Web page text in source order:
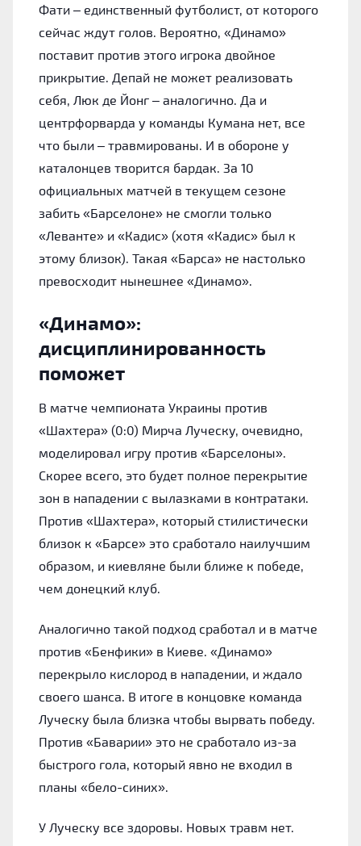
Фати – единственный футболист, от которого
сейчас ждут голов. Вероятно, «Динамо»
поставит против этого игрока двойное
прикрытие. Депай не может реализовать
себя, Люк де Йонг – аналогично. Да и
центрфорварда у команды Кумана нет, все
что были – травмированы. И в обороне у
каталонцев творится бардак. За 10
официальных матчей в текущем сезоне
забить «Барселоне» не смогли только
«Леванте» и «Кадис» (хотя «Кадис» был к
этому близок). Такая «Барса» не настолько
превосходит нынешнее «Динамо».
«Динамо»:
дисциплинированность
поможет
В матче чемпионата Украины против
«Шахтера» (0:0) Мирча Луческу, очевидно,
моделировал игру против «Барселоны».
Скорее всего, это будет полное перекрытие
зон в нападении с вылазками в контратаки.
Против «Шахтера», который стилистически
близок к «Барсе» это сработало наилучшим
образом, и киевляне были ближе к победе,
чем донецкий клуб.
Аналогично такой подход сработал и в матче
против «Бенфики» в Киеве. «Динамо»
перекрыло кислород в нападении, и ждало
своего шанса. В итоге в концовке команда
Луческу была близка чтобы вырвать победу.
Против «Баварии» это не сработало из-за
быстрого гола, который явно не входил в
планы «бело-синих».
У Луческу все здоровы. Новых травм нет.